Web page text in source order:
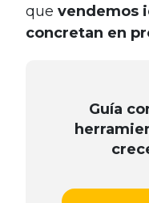
que vendemos
concretan en
Guía